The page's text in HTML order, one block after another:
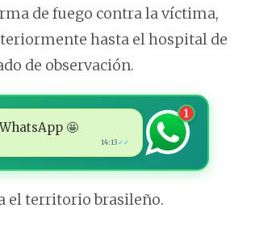
de fuego contra la víctima,
hasta el hospital de
de observación.
🤩
14:13 ✓✓
1
el territorio brasileño.